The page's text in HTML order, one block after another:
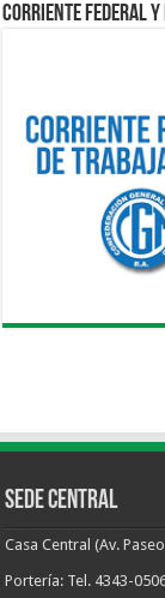
Corriente Federal y
Sede Central
Casa Central (Av.
Portería: Tel. 4343-